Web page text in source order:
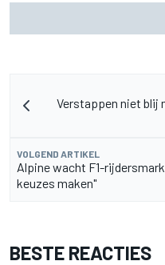
Verstappen niet blij
VOLGEND ARTIKEL
Alpine wacht F1-
keuzes maken"
BESTE REACTIES